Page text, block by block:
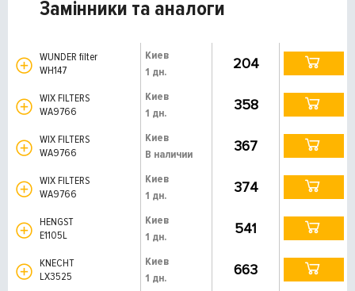
Замінники та аналоги
WUNDER filter
WH147
Киев
1 дн.
204
WIX FILTERS
WA9766
Киев
1 дн.
358
WIX FILTERS
WA9766
Киев
В наличии
367
WIX FILTERS
WA9766
Киев
1 дн.
374
HENGST
E1105L
Киев
1 дн.
541
KNECHT
LX3525
Киев
1 дн.
663